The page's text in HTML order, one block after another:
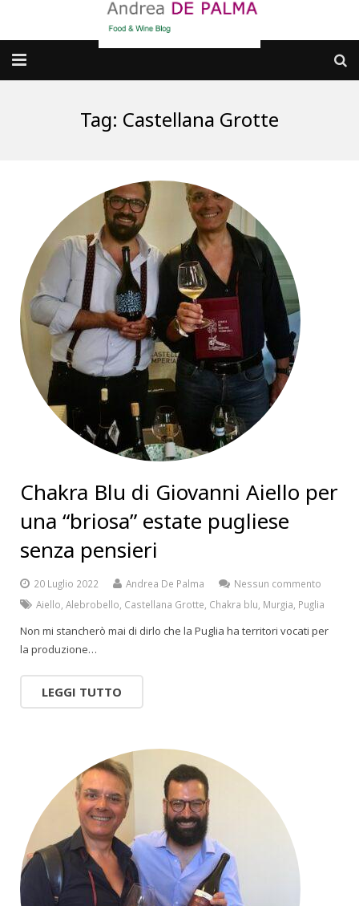
dove MANGIARE
cosa CUCINARE
dove ANDARE
Punti di vista e approfondimenti
Contatti
Tag: Castellana Grotte
Chakra Blu di Giovanni Aiello per
una “briosa” estate pugliese
senza pensieri
20 Luglio 2022 Andrea De Palma
Nessun commento
Aiello Alebrobello Castellana Grotte Chakra blu Murgia Puglia
Non mi stancherò mai di dirlo che la Puglia ha territori vocati per
la produzione…
LEGGI TUTTO